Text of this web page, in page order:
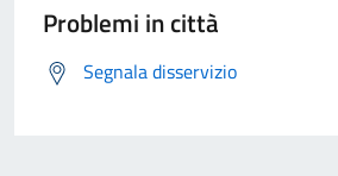
Problemi in città
Segnala disservizio